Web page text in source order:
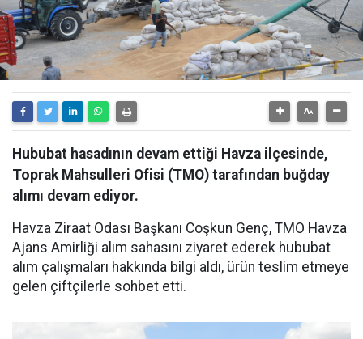
Hububat hasadının devam ettiği Havza ilçesinde,
Toprak Mahsulleri Ofisi (TMO) tarafından buğday
alımı devam ediyor.
Havza Ziraat Odası Başkanı Coşkun Genç, TMO Havza
Ajans Amirliği alım sahasını ziyaret ederek hububat
alım çalışmaları hakkında bilgi aldı, ürün teslim etmeye
gelen çiftçilerle sohbet etti.